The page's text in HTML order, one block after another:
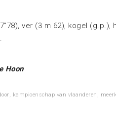
ver (3 m 62), kogel (g.p.),
Hoon
, kampioenschap van vlaanderen ,